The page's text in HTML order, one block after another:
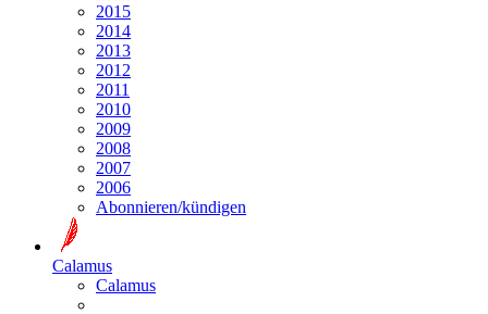
2015
2014
2013
2012
2011
2010
2009
2008
2007
2006
Abonnieren/kündigen
Calamus
Calamus